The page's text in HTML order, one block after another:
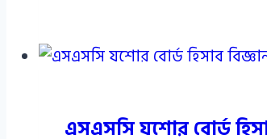
এসএসসি যশোর বোর্ড